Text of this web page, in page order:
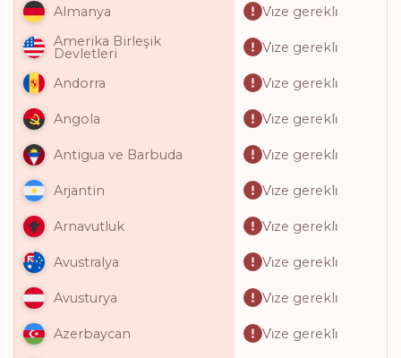
Almanya
Vi̇ze gerekli̇
Amerika Birleşik
Devletleri Vi̇ze gerekli̇
Andorra Vi̇ze gerekli̇
Angola Vi̇ze gerekli̇
Antigua ve Barbuda Vi̇ze gerekli̇
Arjantin Vi̇ze gerekli̇
Arnavutluk Vi̇ze gerekli̇
Avustralya Vi̇ze gerekli̇
Avusturya Vi̇ze gerekli̇
Azerbaycan Vi̇ze gerekli̇